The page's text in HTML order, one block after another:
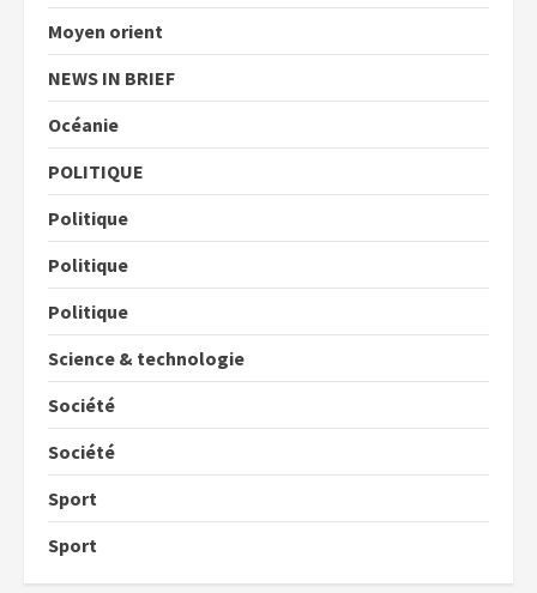
Moyen orient
NEWS IN BRIEF
Océanie
POLITIQUE
Politique
Politique
Politique
Science & technologie
Société
Société
Sport
Sport